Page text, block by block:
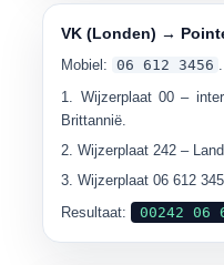
VK (Londen) →
Mobiel: 06 612 3456 .
Wijzerplaat00 –
Brittannië.
Wijzerplaat242 –
Wijzerplaat06 612
Resultaat:
00242 06